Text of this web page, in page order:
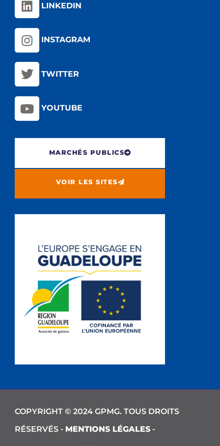
LINKEDIN
INSTAGRAM
TWITTER
YOUTUBE
MARCHÉS PUBLICS
VOIR LES SITES
COPYRIGHT © 2024 GPMG. TOUS DROITS
RÉSERVÉS - MENTIONS LÉGALES -